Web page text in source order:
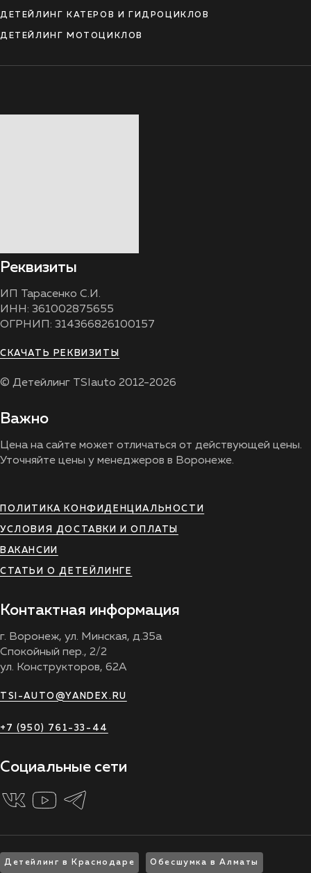
ДЕТЕЙЛИНГ КАТЕРОВ И ГИДРОЦИКЛОВ
ДЕТЕЙЛИНГ МОТОЦИКЛОВ
Реквизиты
ИП Тарасенко С.И.
ИНН: 361002875655
ОГРНИП: 314366826100157
СКАЧАТЬ РЕКВИЗИТЫ
© Детейлинг TSIauto 2012-2026
Важно
Цена на сайте может отличаться от действующей цены.
Уточняйте цены у менеджеров в Воронеже.
ПОЛИТИКА КОНФИДЕНЦИАЛЬНОСТИ
УСЛОВИЯ ДОСТАВКИ И ОПЛАТЫ
ВАКАНСИИ
СТАТЬИ О ДЕТЕЙЛИНГЕ
Контактная информация
г. Воронеж, ул. Минская, д.35а
Спокойный пер., 2/2
ул. Конструкторов, 62А
TSI-AUTO@YANDEX.RU
+7 (950) 761-33-44
Социальные сети
Детейлинг в Краснодаре Обесшумка в Алматы